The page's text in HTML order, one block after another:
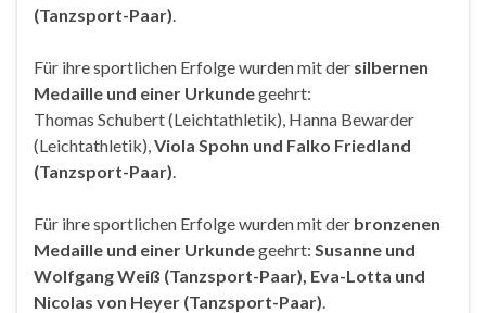
(Tanzsport-­Paar).
Für ihre sportlichen Erfolge wurden mit der silbernen
Medaille und einer Urkundegeehrt:
Thomas Schubert (Leichtathletik), Hanna Bewarder
(Leichtathletik),Viola Spohn und Falko Friedland
(Tanzsport-Paar).
Für ihre sportlichen Erfolge wurden mit der bronzenen
Medaille und einer Urkundegeehrt: Susanne und
Wolfgang Weiß (Tanz­sport-Paar), Eva-Lotta und
Nicolas von Heyer (Tanzsport-Paar).